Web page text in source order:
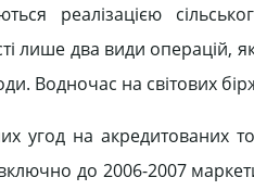
реалізацією
лише два види операцій,
Водночас на світових
угод на акредитованих
до 2006-2007